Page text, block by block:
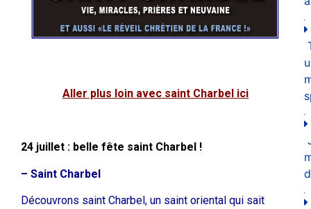
Aller plus loin avec saint Charbel ici
24 juillet : belle fête saint Charbel !
– Saint Charbel
Découvrons saint Charbel, un saint oriental qui sait